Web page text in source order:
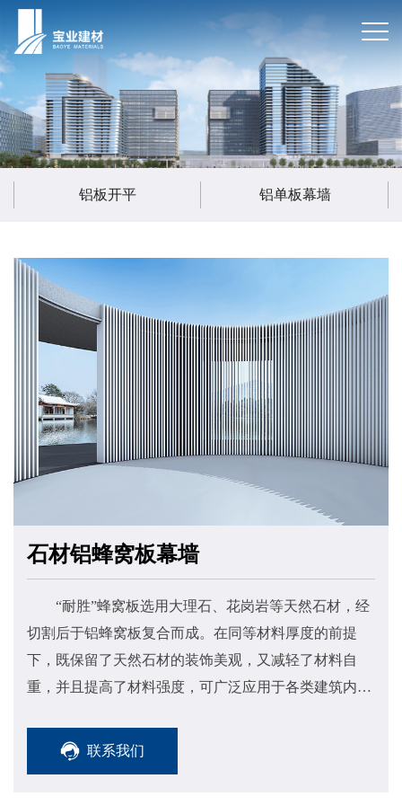
铝板开平 铝单板幕墙
石材铝蜂窝板幕墙
“耐胜”蜂窝板选用大理石、花岗岩等天然石材，经
切割后于铝蜂窝板复合而成。在同等材料厚度的前提
下，既保留了天然石材的装饰美观，又减轻了材料自
重，并且提高了材料强度，可广泛应用于各类建筑内外
联系我们